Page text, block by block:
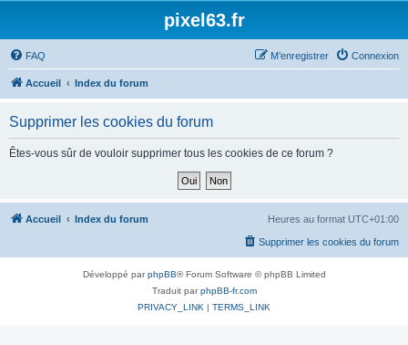
pixel63.fr
FAQ Connexion
M’enregistrer
Accueil Index du forum
Supprimer les cookies du forum
Êtes-vous sûr de vouloir supprimer tous les cookies de ce forum ?
Accueil Index du forum Heures au format UTC+01:00
Supprimer les cookies du forum
Développé parphpBB® Forum Software © phpBB Limited
Traduit parphpBB-fr.com
PRIVACY_LINK | TERMS_LINK